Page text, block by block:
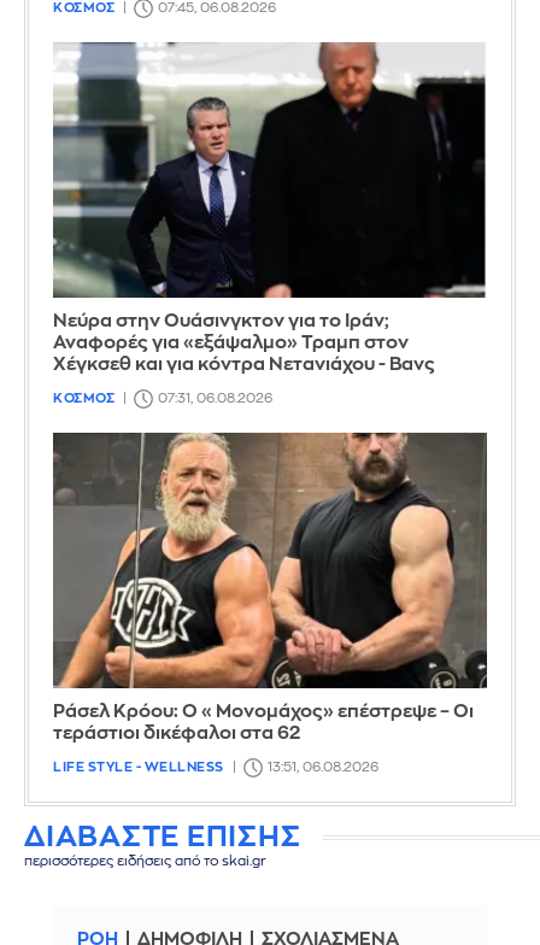
ΚΟΣΜΟΣ 07:45, 06.08.2026
Νεύρα στην Ουάσινγκτον για το Ιράν;
Αναφορές για «εξάψαλμο» Τραμπ στον
Χέγκσεθ και για κόντρα Νετανιάχου - Βανς
ΚΟΣΜΟΣ 07:31, 06.08.2026
Ράσελ Κρόου: Ο «Μονομάχος» επέστρεψε – Οι
τεράστιοι δικέφαλοι στα 62
LIFE STYLE - WELLNESS 13:51, 06.08.2026
ΔΙΑΒΑΣΤΕ ΕΠΙΣΗΣ
περισσότερες ειδήσεις από το skai.gr
ΡΟΗ ΔΗΜΟΦΙΛΗ ΣΧΟΛΙΑΣΜΕΝΑ